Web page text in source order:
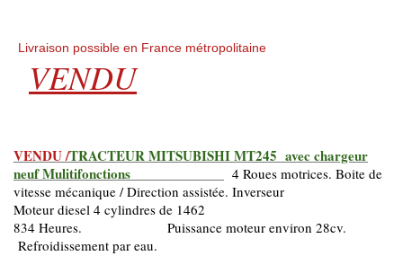
Livraison possible en France métropolitaine
VENDU
VENDU /TRACTEUR MITSUBISHI MT245 avec chargeur
neuf Mulitifonctions
4 Roues motrices. Boite de
vitesse mécanique / Direction assistée. Inverseur
Moteur diesel 4 cylindres de 1462
834 Heures. Puissance moteur environ 28cv.
Refroidissement par eau.